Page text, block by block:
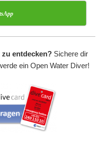
entdecken? Sichere dir
ein Open Water Diver!